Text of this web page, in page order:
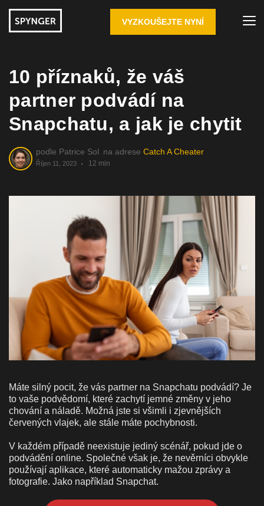
VYZKOUŠEJTE NYNÍ
10 příznaků, že váš
partner podvádí na
Snapchatu, a jak je chytit
podle Patrice Sol na adrese Catch A Cheater
Říjen 11, 2023 12 min
Máte silný pocit, že vás partner na Snapchatu podvádí? Je
to vaše podvědomí, které zachytí jemné změny v jeho
chování a náladě. Možná jste si všimli i zjevnějších
červených vlajek, ale stále máte pochybnosti.
V každém případě neexistuje jediný scénář, pokud jde o
podvádění online. Společné však je, že nevěrníci obvykle
používají aplikace, které automaticky mažou zprávy a
fotografie. Jako například Snapchat.